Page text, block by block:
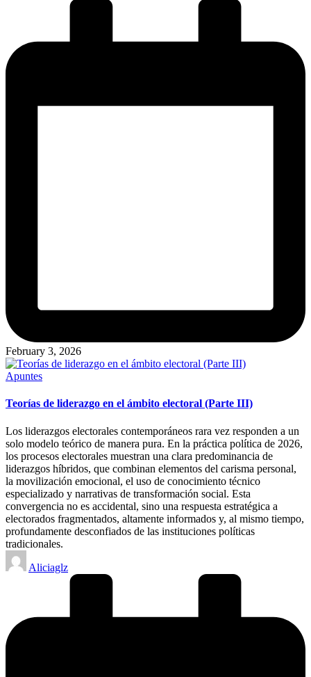
February 3, 2026
Posted
Apuntes
Teorías de liderazgo en el ámbito electoral (Parte III)
Los liderazgos electorales contemporáneos rara vez responden a un
solo modelo teórico de manera pura. En la práctica política de 2026,
los procesos electorales muestran una clara predominancia de
liderazgos híbridos, que combinan elementos del carisma personal,
la movilización emocional, el uso de conocimiento técnico
especializado y narrativas de transformación social. Esta
convergencia no es accidental, sino una respuesta estratégica a
electorados fragmentados, altamente informados y, al mismo tiempo,
profundamente desconfiados de las instituciones políticas
tradicionales.
Posted
by
Aliciaglz